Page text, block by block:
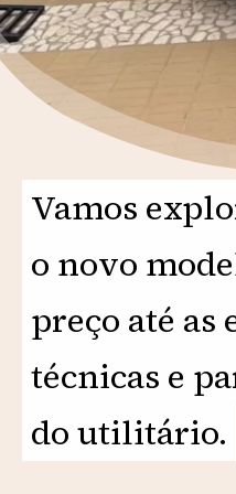
Vamos
o novo
preço até as
técnicas e
do utilitário.
Vamos
o novo
preço até as
técnicas e
do utilitário.